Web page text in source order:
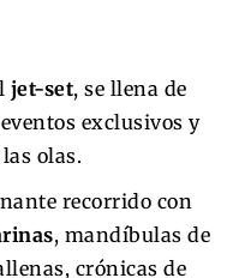
jet-set, se llena de
exclusivos y
olas.
recorrido con
, mandíbulas de
crónicas de